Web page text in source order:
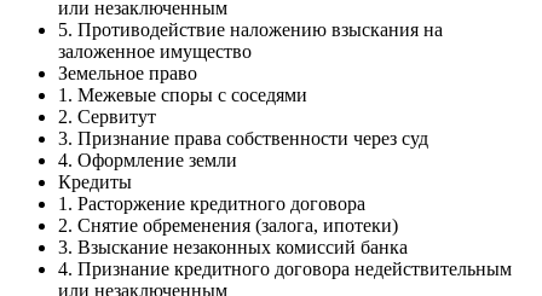
или незаключенным
5. Противодействие наложению взыскания на
заложенное имущество
Земельное право
1. Межевые споры с соседями
2. Сервитут
3. Признание права собственности через суд
4. Оформление земли
Кредиты
1. Расторжение кредитного договора
2. Снятие обременения (залога, ипотеки)
3. Взыскание незаконных комиссий банка
4. Признание кредитного договора недействительным
или незаключенным